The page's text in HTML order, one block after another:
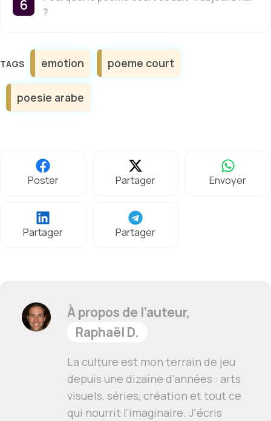
?
Étiquettes
emotion poeme court
poesie arabe
Poster Partager Envoyer
Partager Partager
À propos de l’auteur,
Raphaël D.
La culture est mon terrain de jeu
depuis une dizaine d'années : arts
visuels, séries, création et tout ce
qui nourrit l'imaginaire. J'écris